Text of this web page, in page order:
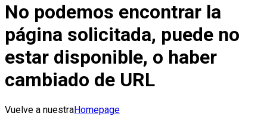
No podemos encontrar la
página solicitada, puede no
estar disponible, o haber
cambiado de URL
Vuelve a nuestraHomepage